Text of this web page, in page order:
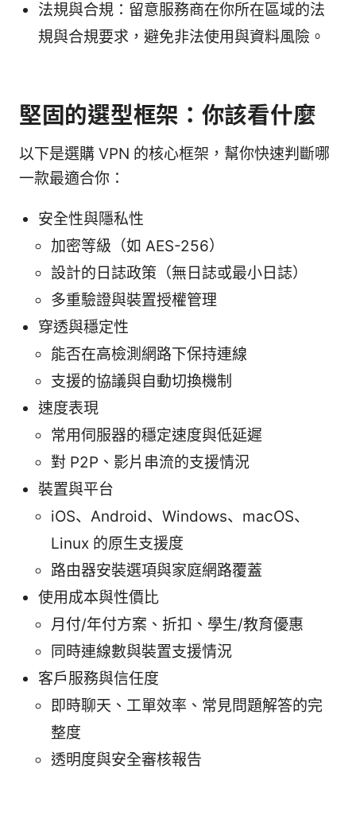
法規與合規：留意服務商在你所在區域的法
規與合規要求，避免非法使用與資料風險。
堅固的選型框架：你該看什麼
以下是選購 VPN 的核心框架，幫你快速判斷哪
一款最適合你：
安全性與隱私性
加密等級（如 AES-256）
設計的日誌政策（無日誌或最小日誌）
多重驗證與裝置授權管理
穿透與穩定性
能否在高檢測網路下保持連線
支援的協議與自動切換機制
速度表現
常用伺服器的穩定速度與低延遲
對 P2P、影片串流的支援情況
裝置與平台
iOS、Android、Windows、macOS、
Linux 的原生支援度
路由器安裝選項與家庭網路覆蓋
使用成本與性價比
月付/年付方案、折扣、學生/教育優惠
同時連線數與裝置支援情況
客戶服務與信任度
即時聊天、工單效率、常見問題解答的完
整度
透明度與安全審核報告